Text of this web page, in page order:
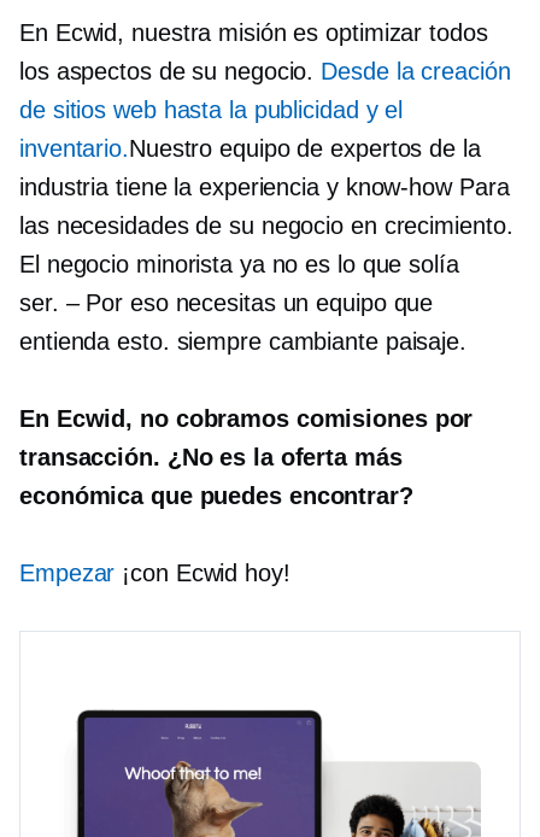
En Ecwid, nuestra misión es optimizar todos
los aspectos de su negocio. Desde la creación
de sitios web hasta la publicidad y el
inventario.Nuestro equipo de expertos de la
industria tiene la experiencia y know-howPara
las necesidades de su negocio en crecimiento.
El negocio minorista ya no es lo que solía
ser. –Por eso necesitas un equipo que
entienda esto. siempre cambiantepaisaje.
En Ecwid, no cobramos comisiones por
transacción. ¿No es la oferta más
económica que puedes encontrar?
Empezar ¡con Ecwid hoy!